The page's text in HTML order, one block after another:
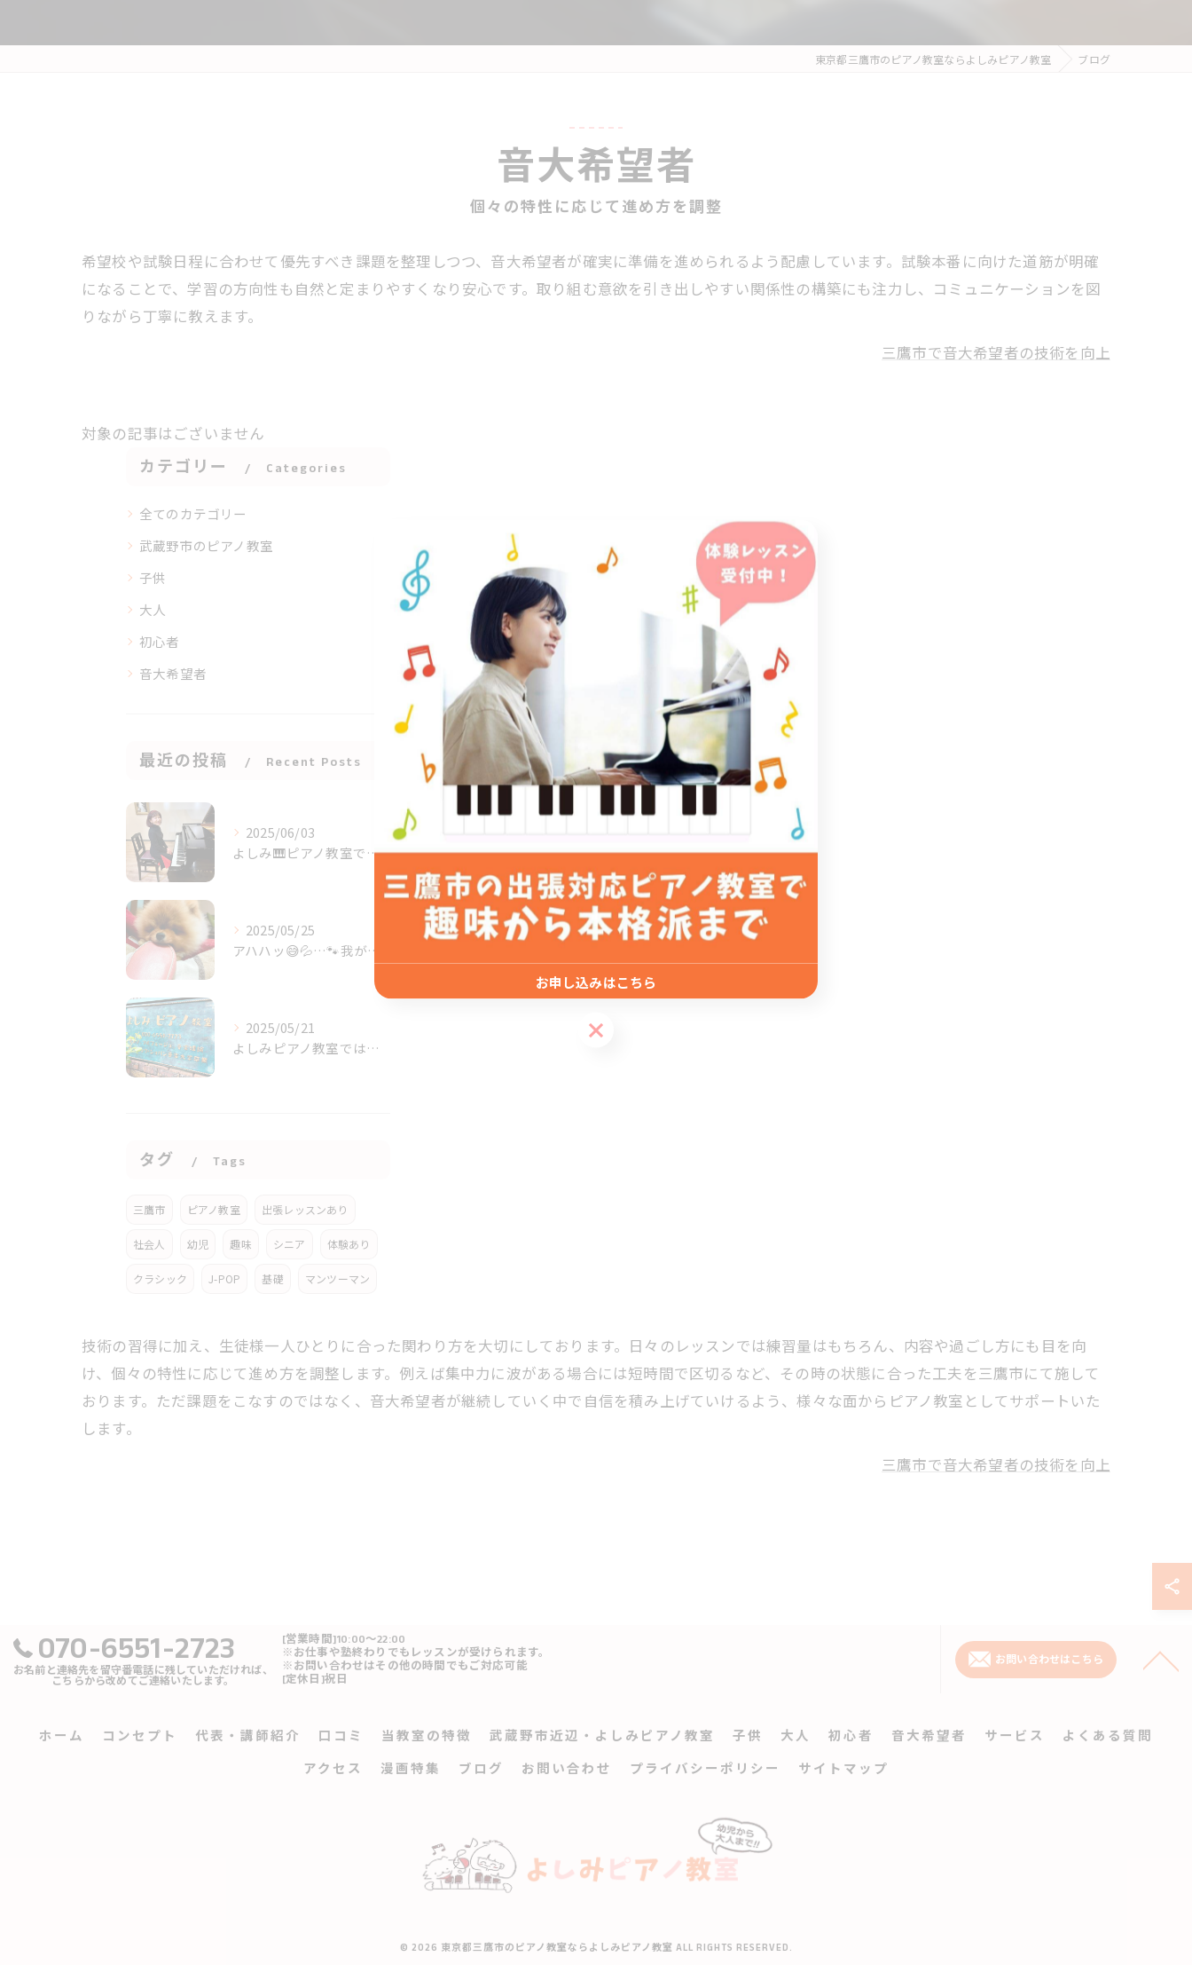
東京都三鷹市のピアノ教室ならよしみピアノ教室 ブログ
音大希望者
個々の特性に応じて進め方を調整
希望校や試験日程に合わせて優先すべき課題を整理しつつ、音大希望者が確実に準備を進められるよう配慮しています。試験本番に向けた道筋が明確
になることで、学習の方向性も自然と定まりやすくなり安心です。取り組む意欲を引き出しやすい関係性の構築にも注力し、コミュニケーションを図
りながら丁寧に教えます。
三鷹市で音大希望者の技術を向上
対象の記事はございません
カテゴリー Categories
全てのカテゴリー
武蔵野市のピアノ教室
子供
大人
初心者
音大希望者
最近の投稿 Recent Posts
2025/06/03
よしみ🎹ピアノ教室で♪是非あなたも素敵に❣️楽しく🎶レッスン...
2025/05/25
アハハッ😅💦…🐾我が家の🏠️ワルボーズ・ポンピです🐶ごめんな...
2025/05/21
よしみピアノ教室では🎹とにかく生徒様の皆さまが、先ずは楽しく...
タグ Tags
三鷹市 ピアノ教室 出張レッスンあり
社会人 幼児 趣味 シニア 体験あり
クラシック J-POP 基礎 マンツーマン
技術の習得に加え、生徒様一人ひとりに合った関わり方を大切にしております。日々のレッスンでは練習量はもちろん、内容や過ごし方にも目を向
け、個々の特性に応じて進め方を調整します。例えば集中力に波がある場合には短時間で区切るなど、その時の状態に合った工夫を三鷹市にて施して
おります。ただ課題をこなすのではなく、音大希望者が継続していく中で自信を積み上げていけるよう、様々な面からピアノ教室としてサポートいた
します。
三鷹市で音大希望者の技術を向上
070-6551-2723
お名前と連絡先を留守番電話に残していただければ、
こちらから改めてご連絡いたします。
[営業時間]10:00～22:00
※お仕事や塾終わりでもレッスンが受けられます。
※お問い合わせはその他の時間でもご対応可能
[定休日]祝日
お問い合わせはこちら
ホーム コンセプト 代表・講師紹介 口コミ 当教室の特徴 武蔵野市近辺・よしみピアノ教室 子供 大人 初心者 音大希望者 サービス よくある質問
アクセス 漫画特集 ブログ お問い合わせ プライバシーポリシー サイトマップ
© 2026 東京都三鷹市のピアノ教室ならよしみピアノ教室 ALL RIGHTS RESERVED.
お申し込みはこちら
お申し込みはこちら